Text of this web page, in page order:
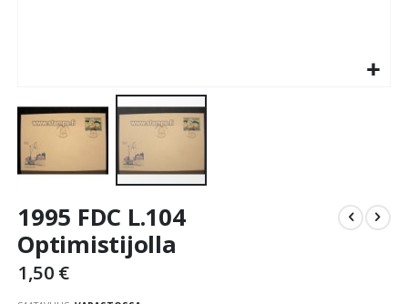
to
beginning
of
1995 FDC L.104
Optimistijolla
1,50 €